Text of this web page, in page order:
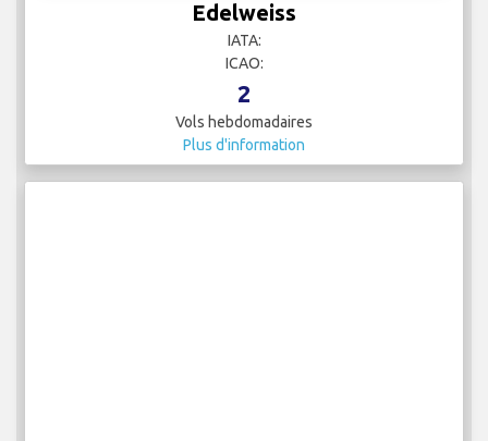
Edelweiss
IATA:
ICAO:
2
Vols hebdomadaires
Plus d'information